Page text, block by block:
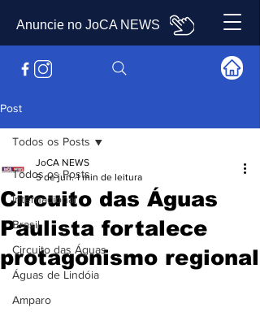
Anuncie no JoCA NEWS
Post
Todos os Posts
Internacional
Brasil
Circuito das Águas
Águas de Lindóia
Amparo
Todos os Posts
Circuito das Águas
Paulista fortalece
protagonismo regional
JoCA NEWS
5 de jun. 1 min de leitura